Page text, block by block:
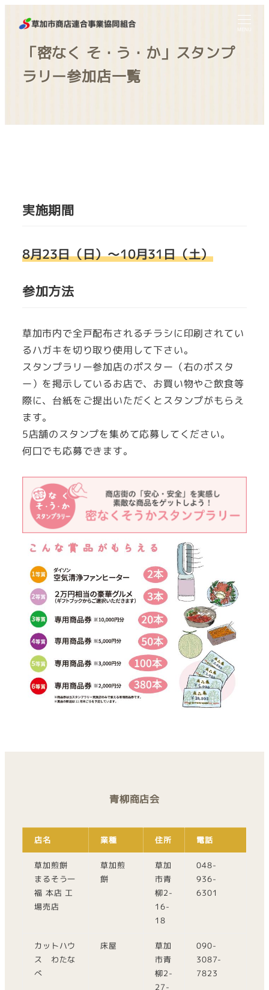
MENU
「密なく そ・う・か」スタンプ
ラリー参加店一覧
実施期間
8月23日（日）～10月31日（土）
参加方法
草加市内で全戸配布されるチラシに印刷されてい
るハガキを切り取り使用して下さい。
スタンプラリー参加店のポスター（右のポスタ
ー）を掲示しているお店で、お買い物やご飲食等
際に、台紙をご提出いただくとスタンプがもらえ
ます。
5店舗のスタンプを集めて応募してください。
何口でも応募できます。
青柳商店会
店名 業種 住所 電話
草加煎餅
まるそう一
福 本店 工
場売店
草加煎
餅
草加
市青
柳2-
16-
18
048-
936-
6301
カットハウ
ス わたな
べ
床屋
草加
市青
柳2-
27-
090-
3087-
7823